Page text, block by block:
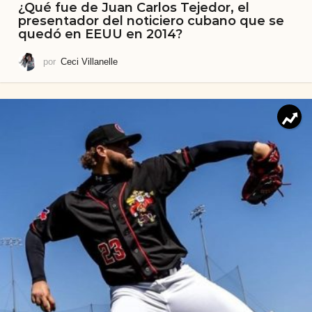
¿Qué fue de Juan Carlos Tejedor, el
presentador del noticiero cubano que se
quedó en EEUU en 2014?
por Ceci Villanelle